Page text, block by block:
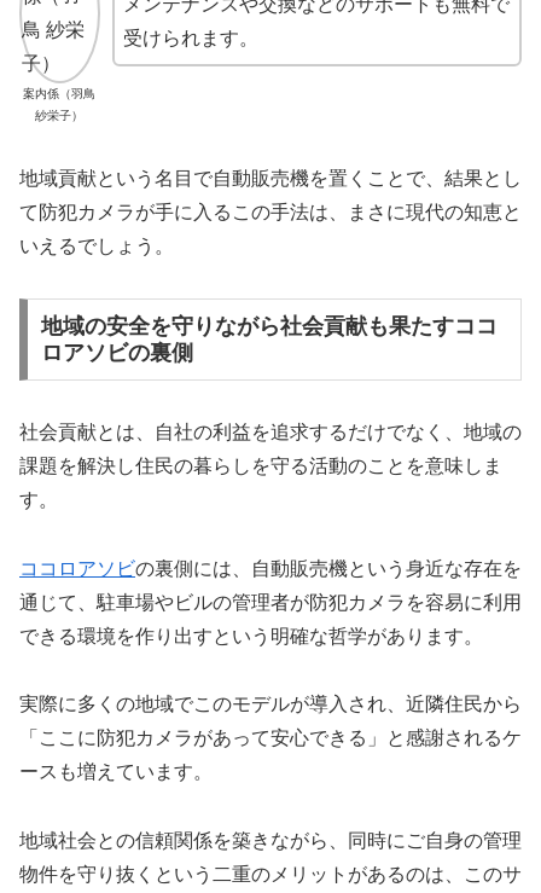
案内係（羽鳥
紗栄子）
メンテナンスや交換などのサポートも無料で
受けられます。
地域貢献という名目で自動販売機を置くことで、結果とし
て防犯カメラが手に入るこの手法は、まさに現代の知恵と
いえるでしょう。
地域の安全を守りながら社会貢献も果たすココ
ロアソビの裏側
社会貢献とは、自社の利益を追求するだけでなく、地域の
課題を解決し住民の暮らしを守る活動のことを意味しま
す。
ココロアソビの裏側には、自動販売機という身近な存在を
通じて、駐車場やビルの管理者が防犯カメラを容易に利用
できる環境を作り出すという明確な哲学があります。
実際に多くの地域でこのモデルが導入され、近隣住民から
「ここに防犯カメラがあって安心できる」と感謝されるケ
ースも増えています。
地域社会との信頼関係を築きながら、同時にご自身の管理
物件を守り抜くという二重のメリットがあるのは、このサ